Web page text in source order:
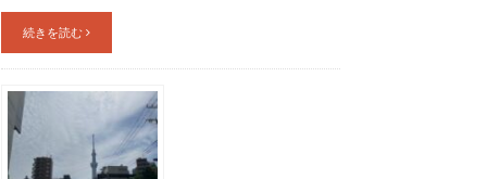
続きを読む